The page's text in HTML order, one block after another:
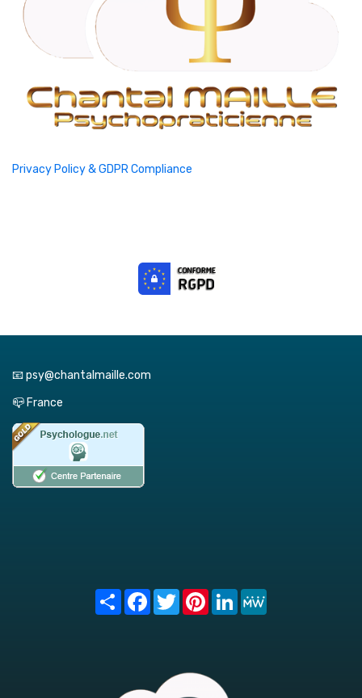
Privacy Policy & GDPR Compliance
📧 psy@chantalmaille.com
📪 France
Share FacebookTwitterPinterest
LinkedIn